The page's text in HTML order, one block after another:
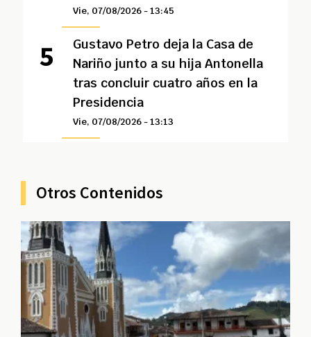
Vie, 07/08/2026 - 13:45
Gustavo Petro deja la Casa de
Nariño junto a su hija Antonella
tras concluir cuatro años en la
Presidencia
Vie, 07/08/2026 - 13:13
Otros Contenidos